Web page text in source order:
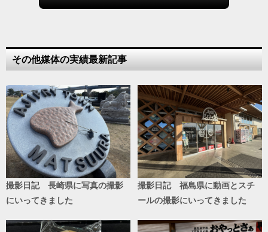
その他媒体の実績最新記事
撮影日記 長崎県に写真の撮影
にいってきました
撮影日記 福島県に動画とスチ
ールの撮影にいってきました